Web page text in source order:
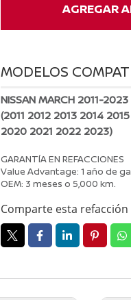
cantidad
AGREGAR
MODELOS
NISSAN MARCH 2011-2023
(2011 2012 2013 2014
2020 2021 2022 2023)
GARANTÍA EN REFACCIONES
Value Advantage: 1 año de
OEM: 3 meses o 5,000 km.
Comparte esta refacción